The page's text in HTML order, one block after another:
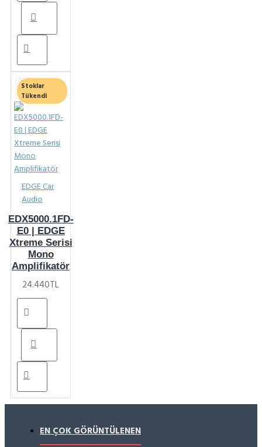
Stoklar
Tükendi
EDGE Car
Audio
EDX5000.1FD-
E0 | EDGE
Xtreme Serisi
Mono
Amplifikatör
24.440TL
EN ÇOK GÖRÜNTÜLENEN